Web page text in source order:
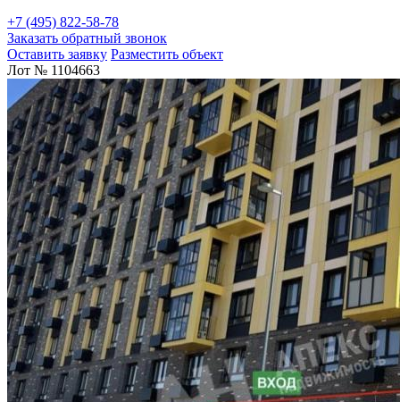
+7 (495) 822-58-78
Заказать обратный звонок
Оставить заявку Разместить объект
Лот № 1104663